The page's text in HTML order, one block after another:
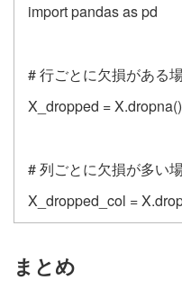
import pandas as pd
# 行ごとに欠損がある
X_dropped = X.dropna()
# 列ごとに欠損が多い
X_dropped_col =
まとめ